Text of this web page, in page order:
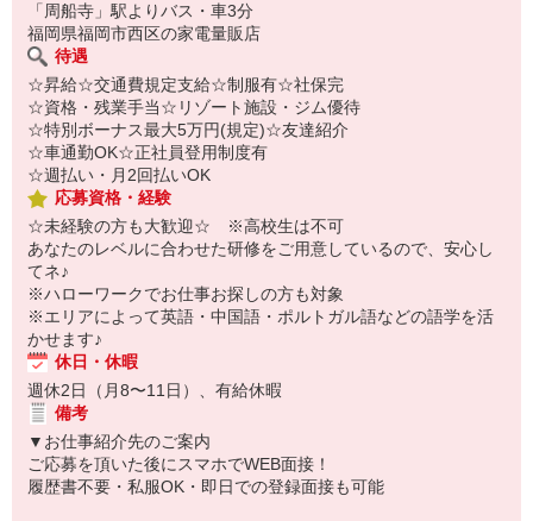
「周船寺」駅よりバス・車3分
福岡県福岡市西区の家電量販店
待遇
☆昇給☆交通費規定支給☆制服有☆社保完
☆資格・残業手当☆リゾート施設・ジム優待
☆特別ボーナス最大5万円(規定)☆友達紹介
☆車通勤OK☆正社員登用制度有
☆週払い・月2回払いOK
応募資格・経験
☆未経験の方も大歓迎☆ ※高校生は不可
あなたのレベルに合わせた研修をご用意しているので、安心し
てネ♪
※ハローワークでお仕事お探しの方も対象
※エリアによって英語・中国語・ポルトガル語などの語学を活
かせます♪
休日・休暇
週休2日（月8〜11日）、有給休暇
備考
▼お仕事紹介先のご案内
ご応募を頂いた後にスマホでWEB面接！
履歴書不要・私服OK・即日での登録面接も可能